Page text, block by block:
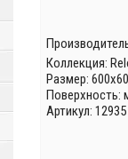
Коллекция:
Размер:
Поверхность:
Артикул: 12935